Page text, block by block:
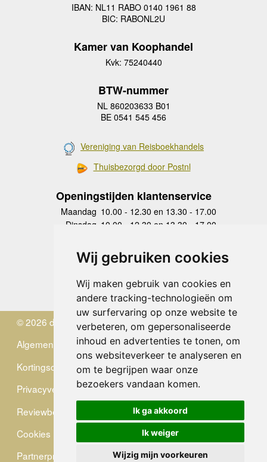
Wij gebruiken cookies
Wij maken gebruik van cookies en
andere tracking-technologieën om
uw surfervaring op onze website te
verbeteren, om gepersonaliseerde
inhoud en advertenties te tonen, om
ons websiteverkeer te analyseren en
om te begrijpen waar onze
bezoekers vandaan komen.
Ik ga akkoord
Ik weiger
Wijzig mijn voorkeuren
IBAN: NL11 RABO 0140 1961 88
BIC: RABONL2U
Kamer van Koophandel
Kvk: 75240440
BTW-nummer
NL 860203633 B01
BE 0541 545 456
Vereniging van Reisboekhandels
Thuisbezorgd door Postnl
Openingstijden klantenservice
Maandag 10.00 - 12.30 en 13.30 - 17.00
Dinsdag 10.00 - 12.30 en 13.30 - 17.00
Donderdag
10.00 - 12.30 en 13.30 - 17.00
Vrijdag 10.00 - 12.30 en 13.30 - 17.00
Zaterdag
gesloten
Zondag gesloten
© 2026 de Zwerver
Algemene Voorwaarden
Kortingscode
Privacyverklaring
Reviewbeleid
Cookies
Partnerprogramma